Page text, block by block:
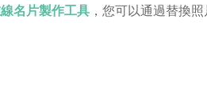
名片製作工具 ，您可以通過替換